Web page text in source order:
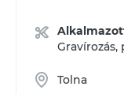
Tolna